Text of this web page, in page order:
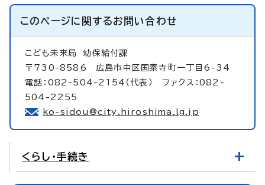
このページに関するお問い合わせ
こども未来局幼保給付課
〒730-8586 広島市中区国泰寺町一丁目6-34
電話：082-504-2154（代表） ファクス：082-
504-2255
ko-sidou@city.hiroshima.lg.jp
くらし・手続き